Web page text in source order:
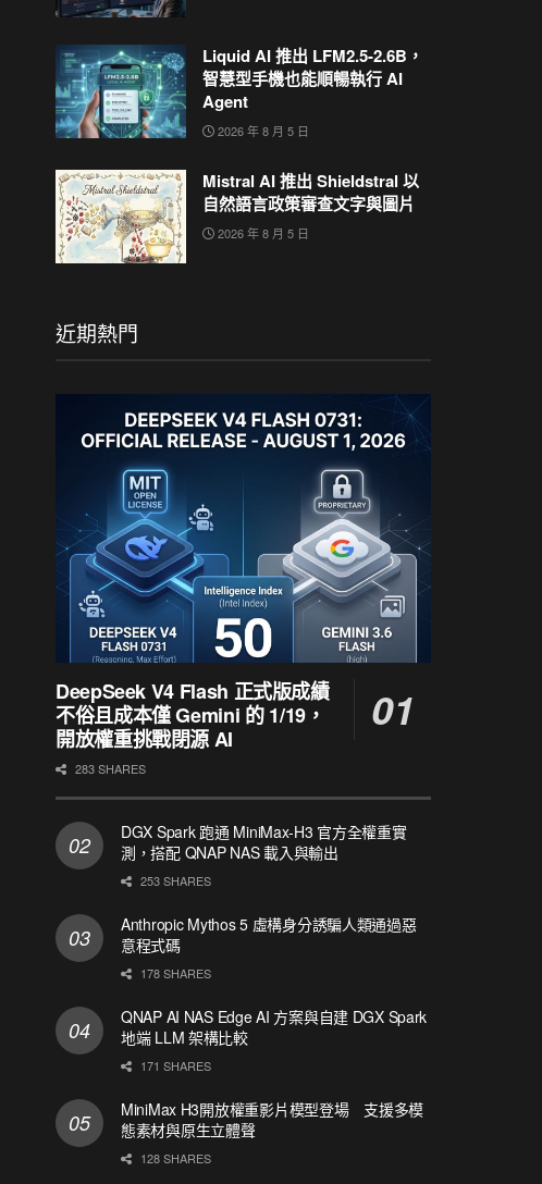
Liquid AI 推出 LFM2.5-2.6B，
智慧型手機也能順暢執行 AI
Agent
2026 年 8 月 5 日
Mistral AI 推出 Shieldstral 以
自然語言政策審查文字與圖片
2026 年 8 月 5 日
近期熱門
DeepSeek V4 Flash 正式版成績
不俗且成本僅 Gemini 的 1/19，
開放權重挑戰閉源 AI
283 SHARES
DGX Spark 跑通 MiniMax-H3 官方全權重實
測，搭配 QNAP NAS 載入與輸出
253 SHARES
Anthropic Mythos 5 虛構身分誘騙人類通過惡
意程式碼
178 SHARES
QNAP AI NAS Edge AI 方案與自建 DGX Spark
地端 LLM 架構比較
171 SHARES
MiniMax H3開放權重影片模型登場 支援多模
態素材與原生立體聲
128 SHARES